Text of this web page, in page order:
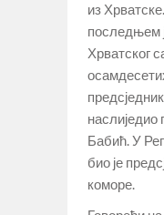
из
последњем
Хрватског
наслиједио
Бабић. У
био је
коморе.